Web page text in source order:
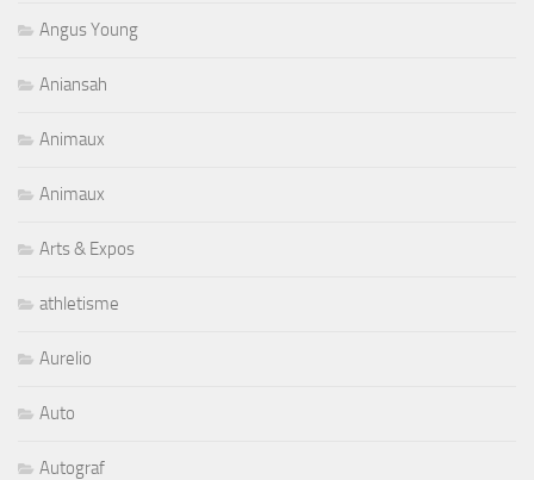
Angus Young
Aniansah
Animaux
Animaux
Arts & Expos
athletisme
Aurelio
Auto
Autograf